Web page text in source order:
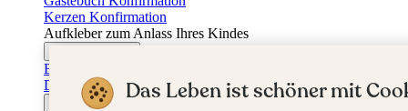
Kerzen Konfirmation
Aufkleber zum Anlass Ihres Kindes
Einladungskarten Firmung
Dankeskarten Firmung
JugendweihekartenDas Leben ist schöner mit